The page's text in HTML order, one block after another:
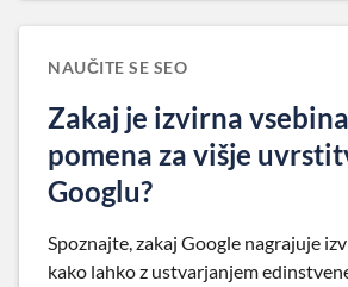
NAUČITE SE SEO
Zakaj je izvirna
pomena za višje
Googlu?
Spoznajte, zakaj Google nagrajuje
kako lahko z ustvarjanjem